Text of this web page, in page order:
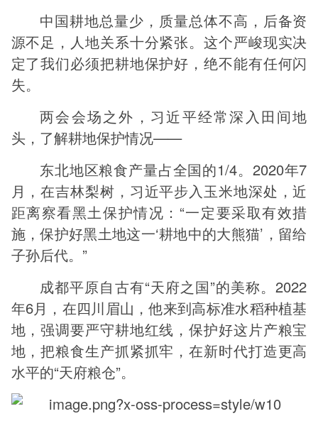
中国耕地总量少，质量总体不高，后备资
源不足，人地关系十分紧张。这个严峻现实决
定了我们必须把耕地保护好，绝不能有任何闪
失。
两会会场之外，习近平经常深入田间地
头，了解耕地保护情况——
东北地区粮食产量占全国的1/4。2020年7
月，在吉林梨树，习近平步入玉米地深处，近
距离察看黑土保护情况：“一定要采取有效措
施，保护好黑土地这一‘耕地中的大熊猫’，留给
子孙后代。”
成都平原自古有“天府之国”的美称。2022
年6月，在四川眉山，他来到高标准水稻种植基
地，强调要严守耕地红线，保护好这片产粮宝
地，把粮食生产抓紧抓牢，在新时代打造更高
水平的“天府粮仓”。